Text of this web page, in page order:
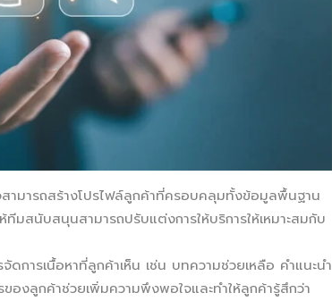
สามารถสร้างโปรไฟล์ลูกค้าที่ครอบคลุมทั้งข้อมูลพื้นฐาน
สนับสนุนสามารถปรับแต่งการให้บริการให้เหมาะสมกับ
จัดการเนื้อหาที่ลูกค้าเห็น เช่น บทความช่วยเหลือ คำแนะนำ
องลูกค้าช่วยเพิ่มความพึงพอใจและทำให้ลูกค้ารู้สึกว่า